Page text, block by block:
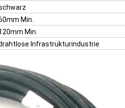
Min.
Min.
Infrastrukturindustrie